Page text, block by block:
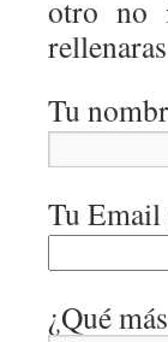
otro no
Tu
Tu
¿Qué